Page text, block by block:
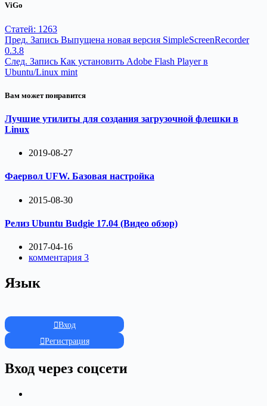
ViGo
Статей: 1263
Пред. Запись Выпущена новая версия SimpleScreenRecorder
0.3.8
След. Запись Как установить Adobe Flash Player в
Ubuntu/Linux mint
Вам может понравится
Лучшие утилиты для создания загрузочной флешки в
Linux
2019-08-27
Фаервол UFW. Базовая настройка
2015-08-30
Релиз Ubuntu Budgie 17.04 (Видео обзор)
2017-04-16
комментария 3
Язык
Вход
Регистрация
Вход через соцсети